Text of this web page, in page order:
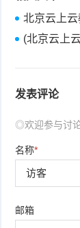
北京云上
(北京云上
发表评论
◎欢迎参与讨
名称*
邮箱